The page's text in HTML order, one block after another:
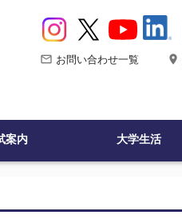
mail_outline お問い合わせ一覧 place
案内 大学生活